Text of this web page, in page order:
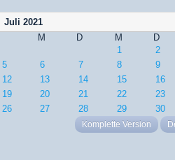
Juli 2021
M
D M D
1
2
5
6 7 8 9
12
13 14 15 16
19
20 21 22 23
26
27 28 29 30
Komplette Version